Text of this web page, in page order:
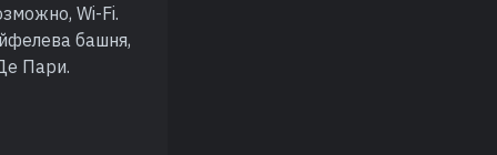
Wi-Fi.
башня,
Пари.